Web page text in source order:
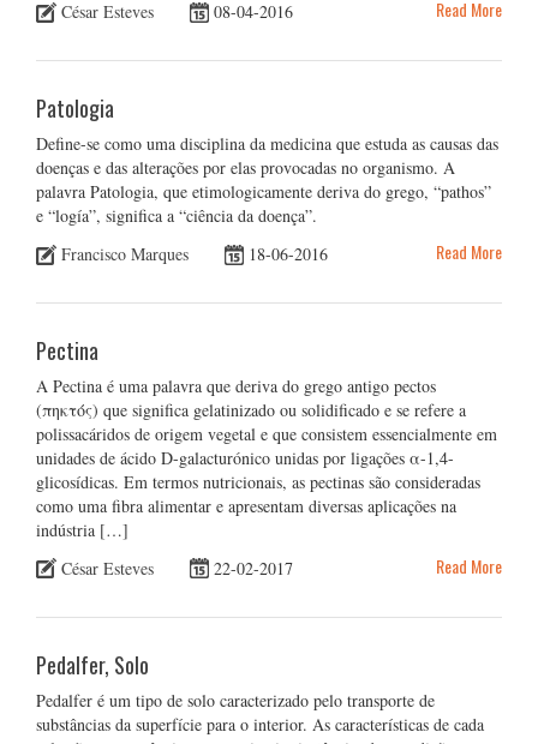
César Esteves
08-04-2016 Read More
Patologia
Define-se como uma disciplina da medicina que estuda as causas das
doenças e das alterações por elas provocadas no organismo. A
palavra Patologia, que etimologicamente deriva do grego, “pathos”
e “logía”, significa a “ciência da doença”.
Francisco Marques
18-06-2016 Read More
Pectina
A Pectina é uma palavra que deriva do grego antigo pectos
(πηκτός) que significa gelatinizado ou solidificado e se refere a
polissacáridos de origem vegetal e que consistem essencialmente em
unidades de ácido D-galacturónico unidas por ligações α-1,4-
glicosídicas. Em termos nutricionais, as pectinas são consideradas
como uma fibra alimentar e apresentam diversas aplicações na
indústria […]
César Esteves
22-02-2017 Read More
Pedalfer, Solo
Pedalfer é um tipo de solo caracterizado pelo transporte de
substâncias da superfície para o interior. As características de cada